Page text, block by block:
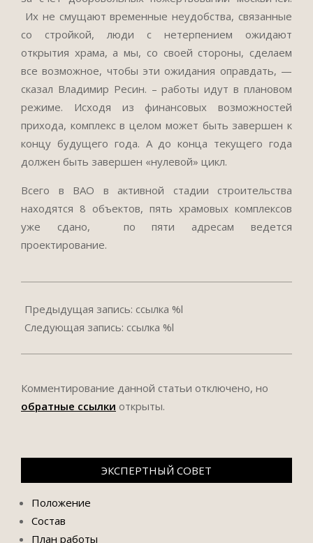
Их не смущают временные неудобства, связанные
со стройкой, люди с нетерпением ожидают
открытия храма, а мы, со своей стороны, сделаем
все возможное, чтобы эти ожидания оправдать, —
сказал Владимир Ресин. – работы идут в плановом
режиме. Исходя из финансовых возможностей
прихода, комплекс в целом может быть завершен к
концу будущего года. А до конца текущего года
должен быть завершен «нулевой» цикл.
Всего в ВАО в активной стадии строительства
находятся 8 объектов, пять храмовых комплексов
уже сдано, по пяти адресам ведется
проектирование.
07-
24
Предыдущая запись: ссылка %l
Следующая запись: ссылка %l
Комментирование данной статьи отключено, но
обратные ссылки открыты.
ЭКСПЕРТНЫЙ СОВЕТ
Положение
Состав
План работы